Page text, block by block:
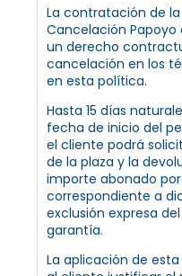
La contratación de
Cancelación
un derecho
cancelación en los
en esta política.
Hasta 15 días
fecha de inicio del
el cliente podrá
de la plaza y la
importe abonado
correspondiente a
exclusión expresa
garantía.
La aplicación de